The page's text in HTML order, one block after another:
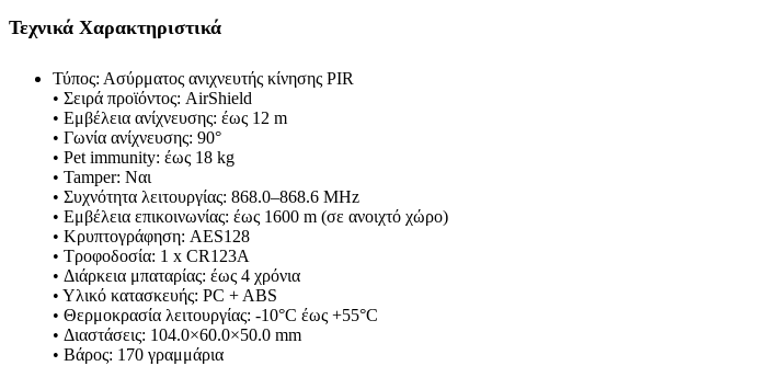
Τεχνικά Χαρακτηριστικά
Τύπος: Ασύρματος ανιχνευτής κίνησης PIR
• Σειρά προϊόντος: AirShield
• Εμβέλεια ανίχνευσης: έως 12 m
• Γωνία ανίχνευσης: 90°
• Pet immunity: έως 18 kg
• Tamper: Ναι
• Συχνότητα λειτουργίας: 868.0–868.6 MHz
• Εμβέλεια επικοινωνίας: έως 1600 m (σε ανοιχτό χώρο)
• Κρυπτογράφηση: AES128
• Τροφοδοσία: 1 x CR123A
• Διάρκεια μπαταρίας: έως 4 χρόνια
• Υλικό κατασκευής: PC + ABS
• Θερμοκρασία λειτουργίας: -10°C έως +55°C
• Διαστάσεις: 104.0×60.0×50.0 mm
• Βάρος: 170 γραμμάρια